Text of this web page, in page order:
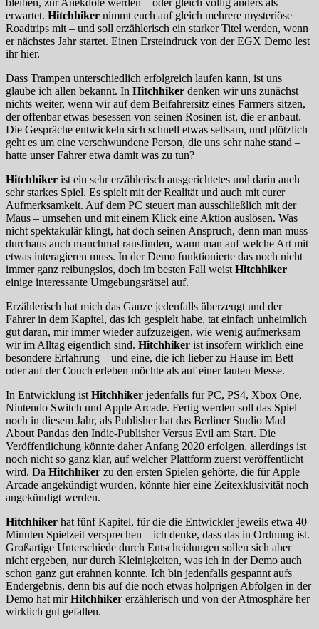
bleiben, zur Anekdote werden – oder gleich völlig anders als
erwartet. Hitchhiker nimmt euch auf gleich mehrere mysteriöse
Roadtrips mit – und soll erzählerisch ein starker Titel werden, wenn
er nächstes Jahr startet. Einen Ersteindruck von der EGX Demo lest
ihr hier.
Dass Trampen unterschiedlich erfolgreich laufen kann, ist uns
glaube ich allen bekannt. In Hitchhiker denken wir uns zunächst
nichts weiter, wenn wir auf dem Beifahrersitz eines Farmers sitzen,
der offenbar etwas besessen von seinen Rosinen ist, die er anbaut.
Die Gespräche entwickeln sich schnell etwas seltsam, und plötzlich
geht es um eine verschwundene Person, die uns sehr nahe stand –
hatte unser Fahrer etwa damit was zu tun?
Hitchhiker ist ein sehr erzählerisch ausgerichtetes und darin auch
sehr starkes Spiel. Es spielt mit der Realität und auch mit eurer
Aufmerksamkeit. Auf dem PC steuert man ausschließlich mit der
Maus – umsehen und mit einem Klick eine Aktion auslösen. Was
nicht spektakulär klingt, hat doch seinen Anspruch, denn man muss
durchaus auch manchmal rausfinden, wann man auf welche Art mit
etwas interagieren muss. In der Demo funktionierte das noch nicht
immer ganz reibungslos, doch im besten Fall weist Hitchhiker
einige interessante Umgebungsrätsel auf.
Erzählerisch hat mich das Ganze jedenfalls überzeugt und der
Fahrer in dem Kapitel, das ich gespielt habe, tat einfach unheimlich
gut daran, mir immer wieder aufzuzeigen, wie wenig aufmerksam
wir im Alltag eigentlich sind. Hitchhiker ist insofern wirklich eine
besondere Erfahrung – und eine, die ich lieber zu Hause im Bett
oder auf der Couch erleben möchte als auf einer lauten Messe.
In Entwicklung ist Hitchhiker jedenfalls für PC, PS4, Xbox One,
Nintendo Switch und Apple Arcade. Fertig werden soll das Spiel
noch in diesem Jahr, als Publisher hat das Berliner Studio Mad
About Pandas den Indie-Publisher Versus Evil am Start. Die
Veröffentlichung könnte daher Anfang 2020 erfolgen, allerdings ist
noch nicht so ganz klar, auf welcher Plattform zuerst veröffentlicht
wird. Da Hitchhiker zu den ersten Spielen gehörte, die für Apple
Arcade angekündigt wurden, könnte hier eine Zeitexklusivität noch
angekündigt werden.
Hitchhiker hat fünf Kapitel, für die die Entwickler jeweils etwa 40
Minuten Spielzeit versprechen – ich denke, dass das in Ordnung ist.
Großartige Unterschiede durch Entscheidungen sollen sich aber
nicht ergeben, nur durch Kleinigkeiten, was ich in der Demo auch
schon ganz gut erahnen konnte. Ich bin jedenfalls gespannt aufs
Endergebnis, denn bis auf die noch etwas holprigen Abfolgen in der
Demo hat mirHitchhiker erzählerisch und von der Atmosphäre her
wirklich gut gefallen.